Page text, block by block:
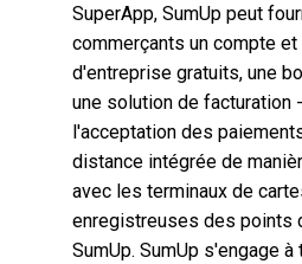
SuperApp, SumUp peut
commerçants un compte et
d'entreprise gratuits, une
une solution de facturation
l'acceptation des
distance intégrée de
avec les terminaux de
enregistreuses des points
SumUp. SumUp s'engage